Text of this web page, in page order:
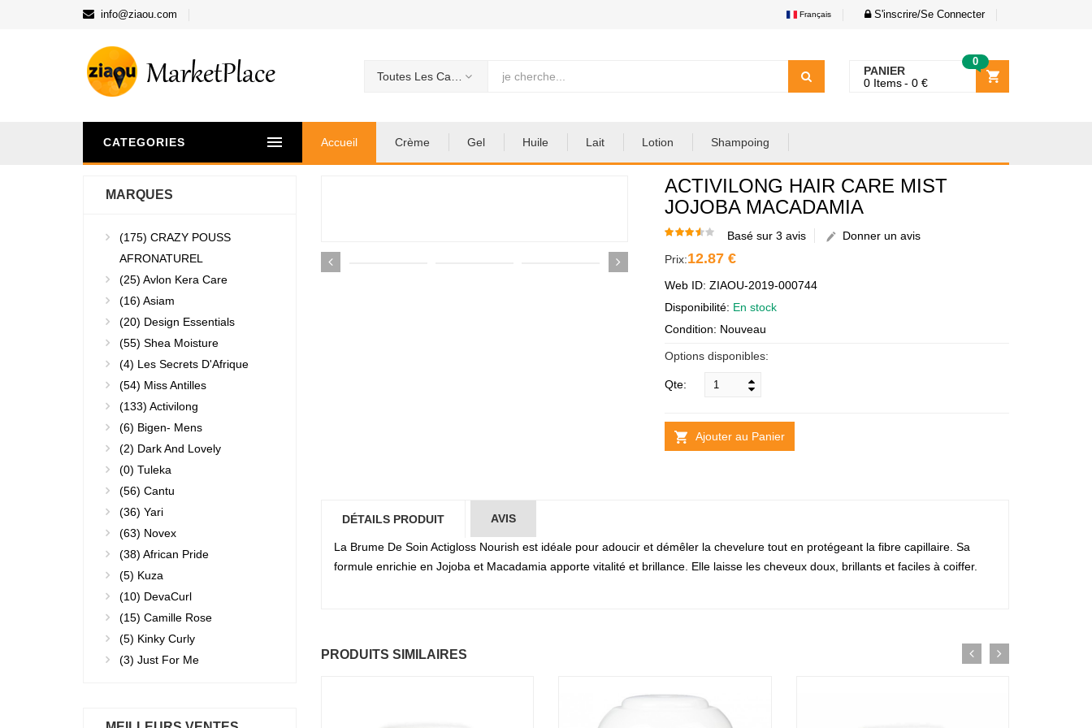
info@ziaou.com Français S'inscrire/Se Connecter
PANIER
0
0 Items 0 €
CATEGORIES Accueil Crème Gel Huile Lait Lotion Shampoing
ACTIVILONG HAIR CARE MIST
JOJOBA MACADAMIA
Basé sur 3 avis
Donner un avis
Prix:12.87 €
Web ID: ZIAOU-2019-000744
Disponibilité: En stock
Condition: Nouveau
Options disponibles:
Qte:
Ajouter au Panier
DÉTAILS PRODUIT AVIS
La Brume De Soin Actigloss Nourish est idéale pour adoucir et démêler la chevelure tout en protégeant la fibre capillaire. Sa
formule enrichie en Jojoba et Macadamia apporte vitalité et brillance. Elle laisse les cheveux doux, brillants et faciles à coiffer.
PRODUITS SIMILAIRES
MARQUES
(175) CRAZY POUSS
AFRONATUREL
(25) Avlon Kera Care
(16) Asiam
(20) Design Essentials
(55) Shea Moisture
(4) Les Secrets D'Afrique
(54) Miss Antilles
(133) Activilong
(6) Bigen- Mens
(2) Dark And Lovely
(0) Tuleka
(56) Cantu
(36) Yari
(63) Novex
(38) African Pride
(5) Kuza
(10) DevaCurl
(15) Camille Rose
(5) Kinky Curly
(3) Just For Me